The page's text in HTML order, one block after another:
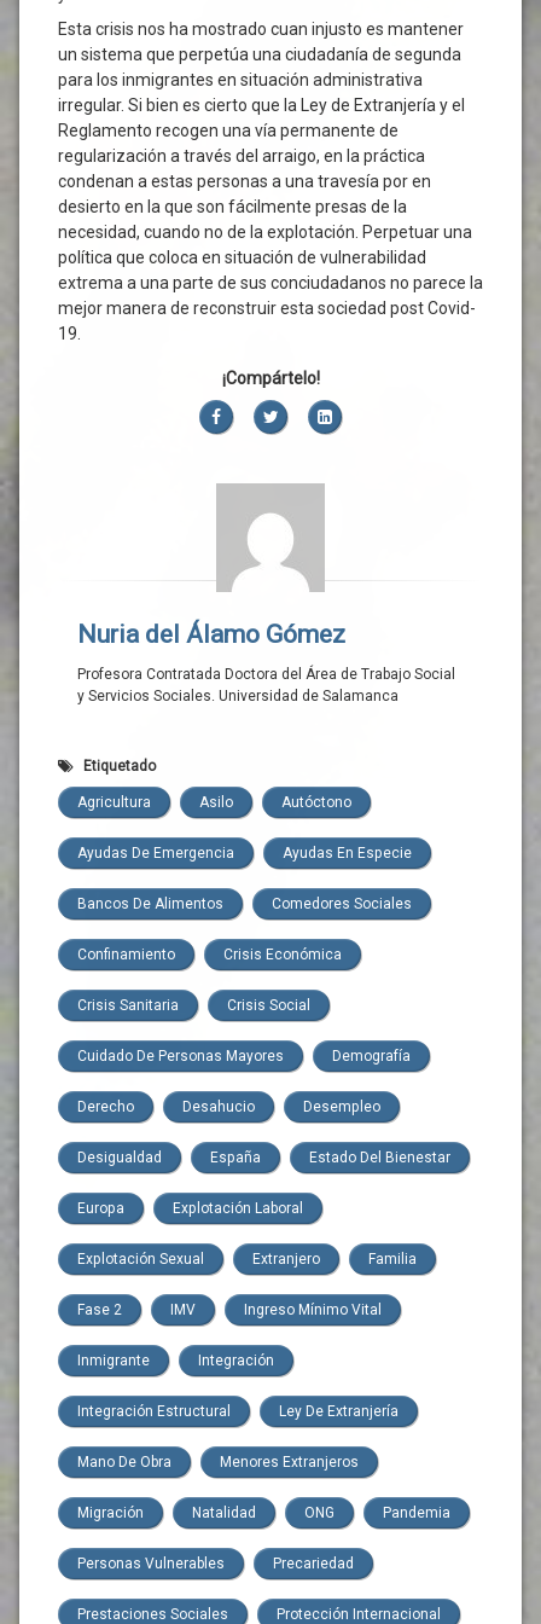
Esta crisis nos ha mostrado cuan injusto es mantener
un sistema que perpetúa una ciudadanía de segunda
para los inmigrantes en situación administrativa
irregular. Si bien es cierto que la Ley de Extranjería y el
Reglamento recogen una vía permanente de
regularización a través del arraigo, en la práctica
condenan a estas personas a una travesía por en
desierto en la que son fácilmente presas de la
necesidad, cuando no de la explotación. Perpetuar una
política que coloca en situación de vulnerabilidad
extrema a una parte de sus conciudadanos no parece la
mejor manera de reconstruir esta sociedad post Covid-
19.
¡Compártelo!
FacebookTwitterLinkedIn
Nuria del Álamo Gómez
Profesora Contratada Doctora del Área de Trabajo Social
y Servicios Sociales. Universidad de Salamanca
Etiquetado
Agricultura Asilo Autóctono
Ayudas De Emergencia Ayudas En Especie
Bancos De Alimentos Comedores Sociales
Confinamiento Crisis Económica
Crisis Sanitaria Crisis Social
Cuidado De Personas Mayores Demografía
Derecho Desahucio Desempleo
Desigualdad España Estado Del Bienestar
Europa Explotación Laboral
Explotación Sexual Extranjero Familia
Fase 2 IMV Ingreso Mínimo Vital
Inmigrante Integración
Integración Estructural Ley De Extranjería
Mano De Obra Menores Extranjeros
Migración Natalidad ONG Pandemia
Personas Vulnerables Precariedad
Prestaciones Sociales Protección Internacional